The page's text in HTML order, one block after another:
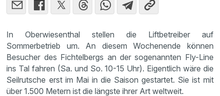
In Oberwiesenthal stellen die Liftbetreiber auf
Sommerbetrieb um. An diesem Wochenende können
Besucher des Fichtelbergs an der sogenannten Fly-Line
ins Tal fahren (Sa. und So. 10-15 Uhr). Eigentlich wäre die
Seilrutsche erst im Mai in die Saison gestartet. Sie ist mit
über 1.500 Metern ist die längste ihrer Art weltweit.